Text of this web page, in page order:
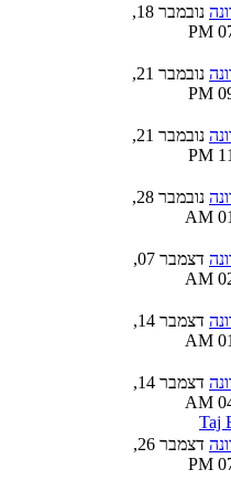
נובמבר 18,
נובמבר 21,
נובמבר 21,
נובמבר 28,
דצמבר 07,
דצמבר 14,
דצמבר 14,
Taj
דצמבר 26,